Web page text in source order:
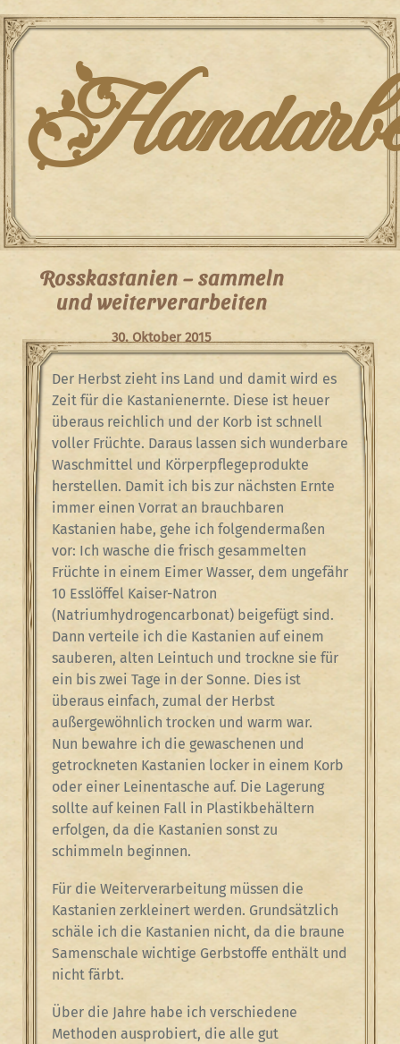
Skip
to
content
Rosskastanien – sammeln
und weiterverarbeiten
30. Oktober 2015
Der Herbst zieht ins Land und damit wird es
Zeit für die Kastanienernte. Diese ist heuer
überaus reichlich und der Korb ist schnell
voller Früchte. Daraus lassen sich wunderbare
Waschmittel und Körperpflegeprodukte
herstellen. Damit ich bis zur nächsten Ernte
immer einen Vorrat an brauchbaren
Kastanien habe, gehe ich folgendermaßen
vor: Ich wasche die frisch gesammelten
Früchte in einem Eimer Wasser, dem ungefähr
10 Esslöffel Kaiser-Natron
(Natriumhydrogencarbonat) beigefügt sind.
Dann verteile ich die Kastanien auf einem
sauberen, alten Leintuch und trockne sie für
ein bis zwei Tage in der Sonne. Dies ist
überaus einfach, zumal der Herbst
außergewöhnlich trocken und warm war.
Nun bewahre ich die gewaschenen und
getrockneten Kastanien locker in einem Korb
oder einer Leinentasche auf. Die Lagerung
sollte auf keinen Fall in Plastikbehältern
erfolgen, da die Kastanien sonst zu
schimmeln beginnen.
Für die Weiterverarbeitung müssen die
Kastanien zerkleinert werden. Grundsätzlich
schäle ich die Kastanien nicht, da die braune
Samenschale wichtige Gerbstoffe enthält und
nicht färbt.
Über die Jahre habe ich verschiedene
Methoden ausprobiert, die alle gut